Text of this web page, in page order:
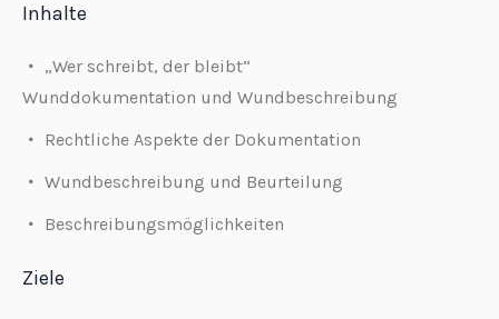
Inhalte
„Wer schreibt, der bleibt“
Wunddokumentation und Wundbeschreibung
Rechtliche Aspekte der Dokumentation
Wundbeschreibung und Beurteilung
Beschreibungsmöglichkeiten
Ziele